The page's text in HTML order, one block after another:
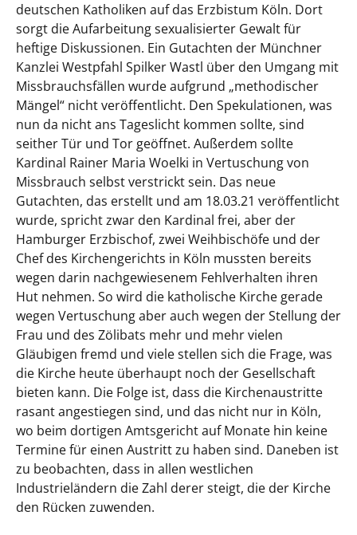
deutschen Katholiken auf das Erzbistum Köln. Dort
sorgt die Aufarbeitung sexualisierter Gewalt für
heftige Diskussionen. Ein Gutachten der Münchner
Kanzlei Westpfahl Spilker Wastl über den Umgang mit
Missbrauchsfällen wurde aufgrund „methodischer
Mängel“ nicht veröffentlicht. Den Spekulationen, was
nun da nicht ans Tageslicht kommen sollte, sind
seither Tür und Tor geöffnet. Außerdem sollte
Kardinal Rainer Maria Woelki in Vertuschung von
Missbrauch selbst verstrickt sein. Das neue
Gutachten, das erstellt und am 18.03.21 veröffentlicht
wurde, spricht zwar den Kardinal frei, aber der
Hamburger Erzbischof, zwei Weihbischöfe und der
Chef des Kirchengerichts in Köln mussten bereits
wegen darin nachgewiesenem Fehlverhalten ihren
Hut nehmen. So wird die katholische Kirche gerade
wegen Vertuschung aber auch wegen der Stellung der
Frau und des Zölibats mehr und mehr vielen
Gläubigen fremd und viele stellen sich die Frage, was
die Kirche heute überhaupt noch der Gesellschaft
bieten kann. Die Folge ist, dass die Kirchenaustritte
rasant angestiegen sind, und das nicht nur in Köln,
wo beim dortigen Amtsgericht auf Monate hin keine
Termine für einen Austritt zu haben sind. Daneben ist
zu beobachten, dass in allen westlichen
Industrieländern die Zahl derer steigt, die der Kirche
den Rücken zuwenden.